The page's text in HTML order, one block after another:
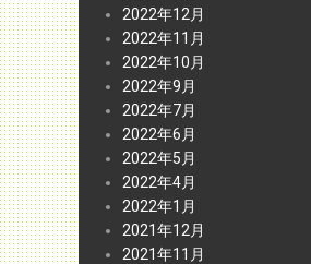
2022年12月
2022年11月
2022年10月
2022年9月
2022年7月
2022年6月
2022年5月
2022年4月
2022年1月
2021年12月
2021年11月